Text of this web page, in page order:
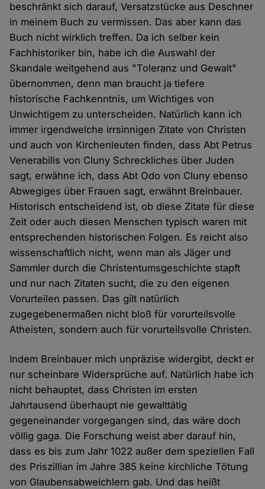
beschränkt sich darauf, Versatzstücke aus Deschner
in meinem Buch zu vermissen. Das aber kann das
Buch nicht wirklich treffen. Da ich selber kein
Fachhistoriker bin, habe ich die Auswahl der
Skandale weitgehend aus "Toleranz und Gewalt"
übernommen, denn man braucht ja tiefere
historische Fachkenntnis, um Wichtiges von
Unwichtigem zu unterscheiden. Natürlich kann ich
immer irgendwelche irrsinnigen Zitate von Christen
und auch von Kirchenleuten finden, dass Abt Petrus
Venerabilis von Cluny Schreckliches über Juden
sagt, erwähne ich, dass Abt Odo von Cluny ebenso
Abwegiges über Frauen sagt, erwähnt Breinbauer.
Historisch entscheidend ist, ob diese Zitate für diese
Zeit oder auch diesen Menschen typisch waren mit
entsprechenden historischen Folgen. Es reicht also
wissenschaftlich nicht, wenn man als Jäger und
Sammler durch die Christentumsgeschichte stapft
und nur nach Zitaten sucht, die zu den eigenen
Vorurteilen passen. Das gilt natürlich
zugegebenermaßen nicht bloß für vorurteilsvolle
Atheisten, sondern auch für vorurteilsvolle Christen.
Indem Breinbauer mich unpräzise widergibt, deckt er
nur scheinbare Widersprüche auf. Natürlich habe ich
nicht behauptet, dass Christen im ersten
Jahrtausend überhaupt nie gewalttätig
gegeneinander vorgegangen sind, das wäre doch
völlig gaga. Die Forschung weist aber darauf hin,
dass es bis zum Jahr 1022 außer dem speziellen Fall
des Priszillian im Jahre 385 keine kirchliche Tötung
von Glaubensabweichlern gab. Und das heißt